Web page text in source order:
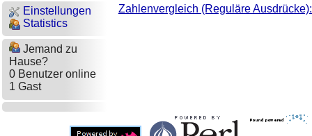
Einstellungen
Statistics
Jemand zu
Hause?
0 Benutzer online
1 Gast
Zahlenvergleich (Reguläre